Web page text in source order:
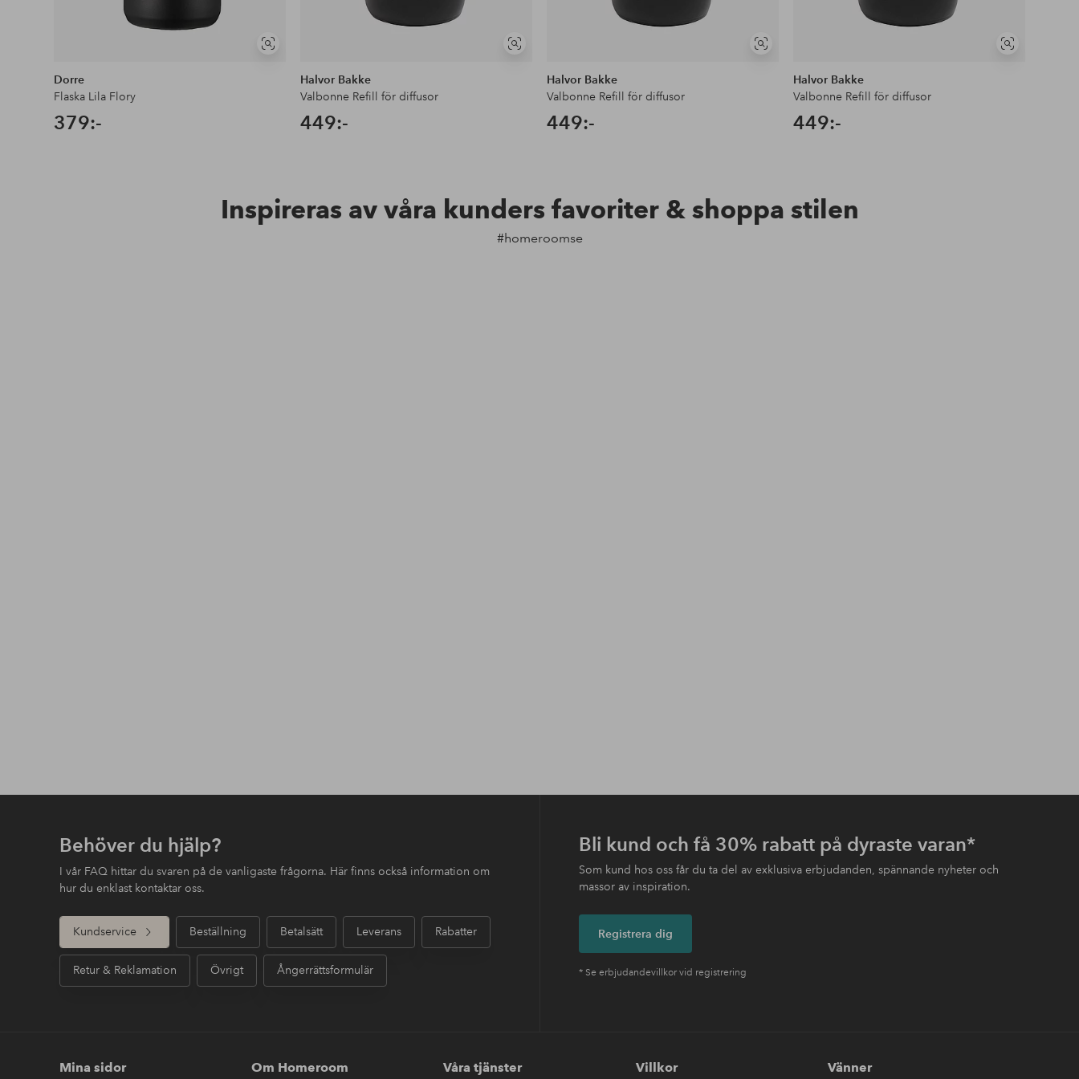
Visa
Dorre
Flaska Lila Flory
379:-
Visa
Halvor Bakke
Valbonne Refill för diffusor
449:-
Visa
Halvor Bakke
Valbonne Refill för diffusor
449:-
Visa
Halvor Bakke
Valbonne Refill för diffusor
449:-
Inspireras av våra kunders favoriter & shoppa stilen
#homeroomse
Behöver du hjälp?
I vår FAQ hittar du svaren på de vanligaste frågorna. Här finns också information om
hur du enklast kontaktar oss.
Kundservice Beställning Betalsätt Leverans Rabatter
Retur & Reklamation Övrigt Ångerrättsformulär
Bli kund och få 30% rabatt på dyraste varan*
Som kund hos oss får du ta del av exklusiva erbjudanden, spännande nyheter och
massor av inspiration.
Registrera dig
* Se erbjudandevillkor vid registrering
Mina sidor Om Homeroom Våra tjänster Villkor Vänner